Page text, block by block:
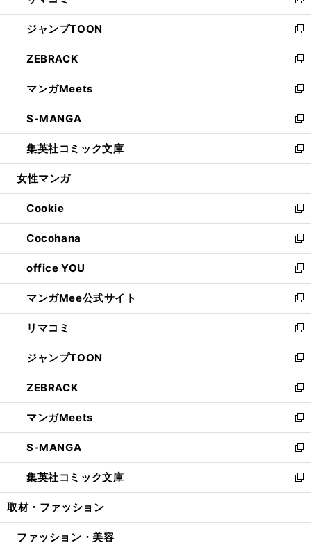
開
く
ウ
で
開
く
ン
ド
ウ
で
開
く
ウ
ィ
ン
ド
ウ
で
開
く
し
い
ウ
ィ
ン
ド
ウ
で
開
く
ジャンプTOON
新
し
い
ウ
ィ
ン
ド
ウ
で
開
ZEBRACK
新
し
い
ウ
ィ
ン
ド
ウ
開
く
マンガMeets
新
し
い
ウ
ィ
ン
ウ
で
開
く
S-MANGA
新
し
い
ウ
ン
ド
ウ
で
開
く
集英社コミック文庫
新
し
ウ
ィ
ン
ド
ウ
で
開
く
女性マンガ
Cookie
新
し
い
ウ
ィ
ン
ド
ウ
で
開
く
Cocohana
新
し
い
ウ
ィ
ン
ド
ウ
で
開
く
office YOU
新
し
い
ウ
ィ
ン
ド
ウ
で
開
く
マンガMee公式サイト
新
し
い
ウ
ィ
ン
ド
ウ
で
開
く
リマコミ
新
し
い
ウ
ィ
ン
ド
ウ
で
開
く
ジャンプTOON
新
し
い
ウ
ィ
ン
ド
ウ
で
開
ZEBRACK
新
し
い
ウ
ィ
ン
ド
ウ
開
マンガMeets
新
し
い
ウ
ィ
ン
ウ
S-MANGA
新
し
い
ウ
ン
集英社コミック文庫
新
し
ウ
取材・ファッション
ファッション・美容